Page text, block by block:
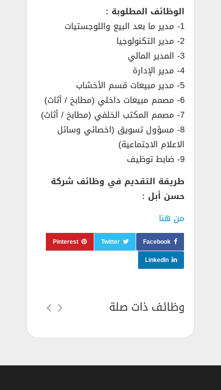
الوظائف المطلوبة :
1- مدير ما بعد البيع واللوجستيات
2- مدير التكنولوجيا
3- المدير المالي
4- مدير الإدارة
5- مدير مبيعات قسم الأخشاب
6- مصمم مبيعات داخلي (مطابخ / أثاث)
7- مصمم المكتب الخلفي (مطابخ / أثاث)
8- مسؤول تسويق (اخصائي وسائل
الاعلام الاجتماعية)
9- ضابط توظيف
طريقة التقديم في وظائف شركة
حسن أبل :
من هنا
Facebook
Twitter
Pinterest
LinkedIn
وظائف ذات صلة